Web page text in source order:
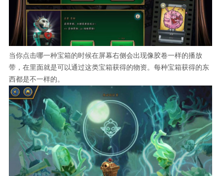
当你点击哪一种宝箱的时候在屏幕右侧会出现像胶卷一样的播放
带，在里面就是可以通过这类宝箱获得的物资。每种宝箱获得的东
西都是不一样的。